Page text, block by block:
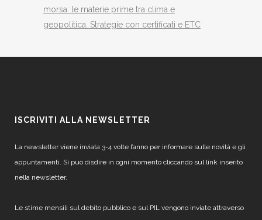
morsa: le materie prime tra clima e
geopolitica. Strategie con certificati e ETC
ISCRIVITI ALLA NEWSLETTER
La newsletter viene inviata 3-4 volte l’anno per informare sulle novità e gli
appuntamenti. Si può disdire in ogni momento cliccando sul link inserito
nella newsletter.
Le stime mensili sul debito pubblico e sul PIL vengono inviate attraverso